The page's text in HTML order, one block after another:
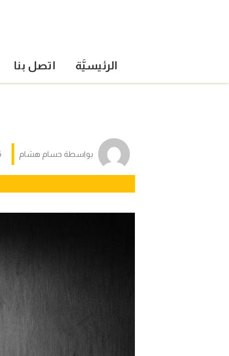
الرئيسيَّة اتصل بنا
بواسطة حسام هشام